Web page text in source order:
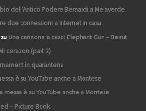
dell’Antico Podere Bernardi a Melaverde
due connessioni a internet in casa
su Una canzone a caso: Elephant Gun – Beirut
Mi corazon (part 2)
in quarantena
è su YouTube anche a Montese
messa è su YouTube anche a Montese
– Picture Book